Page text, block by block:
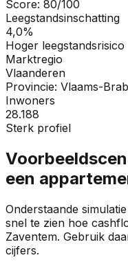
Score: 80/100
Leegstandsinschatting
4,0%
Hoger leegstandsrisico
Marktregio
Vlaanderen
Provincie: Vlaams-
Inwoners
28.188
Sterk profiel
een
Onderstaande
snel te zien hoe
Zaventem. Gebruik
cijfers.